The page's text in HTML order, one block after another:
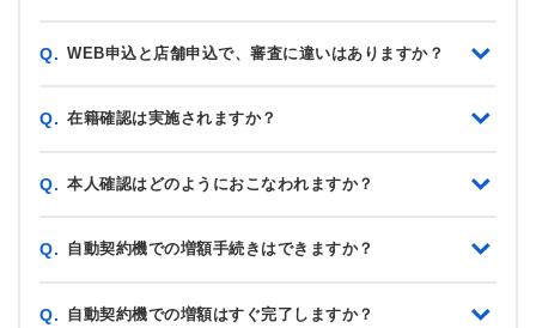
Q. WEB申込と店舗申込で、審査に違いはありますか？
Q. 在籍確認は実施されますか？
Q. 本人確認はどのようにおこなわれますか？
Q. 自動契約機での増額手続きはできますか？
Q. 自動契約機での増額はすぐ完了しますか？